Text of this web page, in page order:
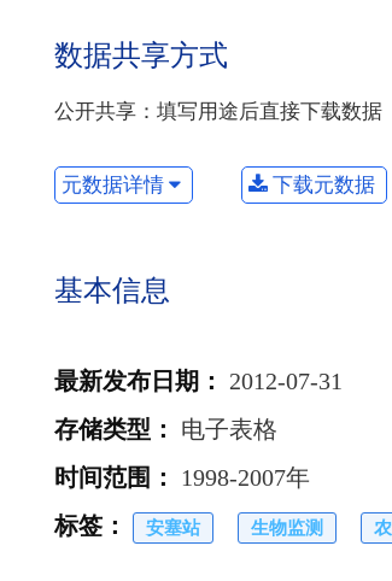
数据共享方式
公开共享：填写用途后直接下载数据
元数据详情 下载元数据
基本信息
最新发布日期 ： 2012-07-31
存储类型 ： 电子表格
时间范围 ： 1998-2007年
标签 ： 安塞站 生物监测